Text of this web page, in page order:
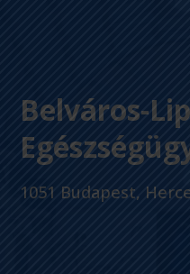
Belváros-
1051 Budapest,